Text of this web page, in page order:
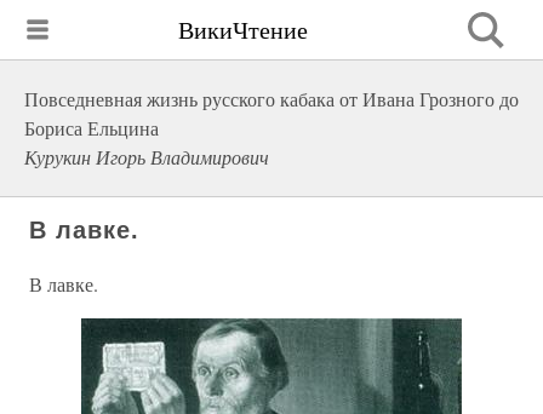
ВикиЧтение
Повседневная жизнь русского кабака от Ивана Грозного до
Бориса Ельцина
Курукин Игорь Владимирович
В лавке.
В лавке.